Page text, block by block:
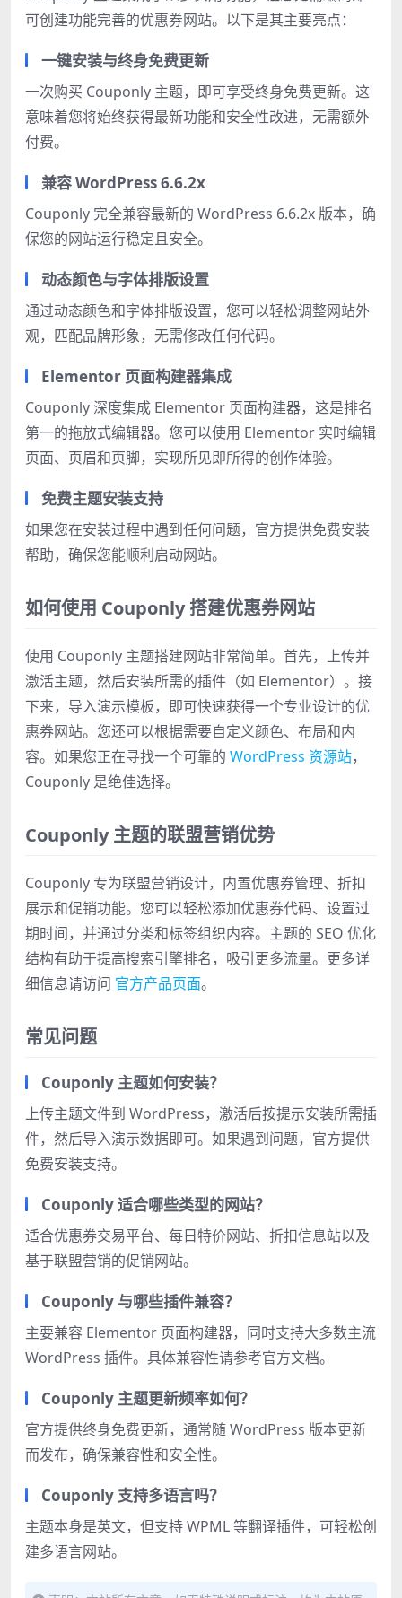
可创建功能完善的优惠券网站。以下是其主要亮点：
一键安装与终身免费更新
一次购买 Couponly 主题，即可享受终身免费更新。这
意味着您将始终获得最新功能和安全性改进，无需额外
付费。
兼容 WordPress 6.6.2x
Couponly 完全兼容最新的 WordPress 6.6.2x 版本，确
保您的网站运行稳定且安全。
动态颜色与字体排版设置
通过动态颜色和字体排版设置，您可以轻松调整网站外
观，匹配品牌形象，无需修改任何代码。
Elementor 页面构建器集成
Couponly 深度集成 Elementor 页面构建器，这是排名
第一的拖放式编辑器。您可以使用 Elementor 实时编辑
页面、页眉和页脚，实现所见即所得的创作体验。
免费主题安装支持
如果您在安装过程中遇到任何问题，官方提供免费安装
帮助，确保您能顺利启动网站。
如何使用 Couponly 搭建优惠券网站
使用 Couponly 主题搭建网站非常简单。首先，上传并
激活主题，然后安装所需的插件（如 Elementor）。接
下来，导入演示模板，即可快速获得一个专业设计的优
惠券网站。您还可以根据需要自定义颜色、布局和内
容。如果您正在寻找一个可靠的 WordPress 资源站，
Couponly 是绝佳选择。
Couponly 主题的联盟营销优势
Couponly 专为联盟营销设计，内置优惠券管理、折扣
展示和促销功能。您可以轻松添加优惠券代码、设置过
期时间，并通过分类和标签组织内容。主题的 SEO 优化
结构有助于提高搜索引擎排名，吸引更多流量。更多详
细信息请访问 官方产品页面。
常见问题
Couponly 主题如何安装？
上传主题文件到 WordPress，激活后按提示安装所需插
件，然后导入演示数据即可。如果遇到问题，官方提供
免费安装支持。
Couponly 适合哪些类型的网站？
适合优惠券交易平台、每日特价网站、折扣信息站以及
基于联盟营销的促销网站。
Couponly 与哪些插件兼容？
主要兼容 Elementor 页面构建器，同时支持大多数主流
WordPress 插件。具体兼容性请参考官方文档。
Couponly 主题更新频率如何？
官方提供终身免费更新，通常随 WordPress 版本更新
而发布，确保兼容性和安全性。
Couponly 支持多语言吗？
主题本身是英文，但支持 WPML 等翻译插件，可轻松创
建多语言网站。